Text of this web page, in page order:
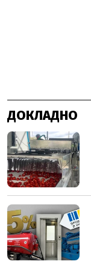
ДОКЛАДНО